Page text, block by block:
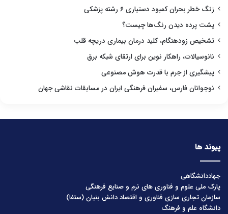
زنگ خطر بحران کمبود دستیاری ۶ رشته پزشکی
پشت پرده دیدن رنگ‌ها چیست؟
تشخیص زودهنگام، کلید درمان بیماری دریچه قلب
نانوسیالات، راهکار نوین برای ارتقای شبکه برق
پیشگیری از جرم با قدرت هوش مصنوعی
نوجوانان فارس، سفیران فرهنگی ایران در مسابقات نقاشی جهان
پیوند ها
جهاددانشگاهی
پارک ملی علوم و فناوری های نرم و صنایع فرهنگی
سازمان تجاری سازی فناوری و اقتصاد دانش بنیان (ستفا)
دانشگاه علم و فرهنگ